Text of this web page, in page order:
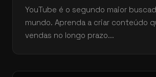
YouTube é o segundo maior
mundo. Aprenda a criar conteúdo
vendas no longo prazo...